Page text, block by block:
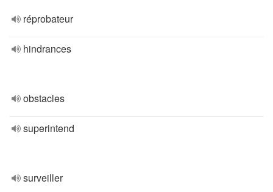
réprobateur
hindrances
obstacles
superintend
surveiller